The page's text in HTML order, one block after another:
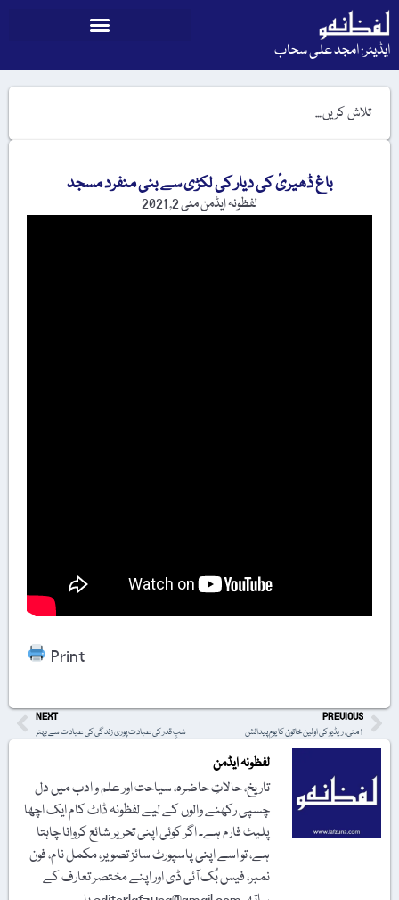
ایڈیٹر: امجد علی سحاب
باغ ڈھیریٔ کی دیار کی لکڑی سے بنی منفرد مسجد
لفظونہ ایڈمنمئی 2, 2021
Print
PREVIOUS
1 مئی، ریڈیو کی اولین خاتون کا یومِ پیدائش
NEXT
شبِ قدر کی عبادت پوری زندگی کی عبادت سے بہتر
لفظونہ ایڈمن
تاریخ، حالاتِ حاضرہ، سیاحت اور علم و ادب میں دل
چسپی رکھنے والوں کے لیے لفظونہ ڈاٹ کام ایک اچھا
پلیٹ فارم ہے۔ اگر کوئی اپنی تحریر شائع کروانا چاہتا
ہے، تو اسے اپنی پاسپورٹ سائز تصویر، مکمل نام، فون
نمبر، فیس بُک آئی ڈی اور اپنے مختصر تعارف کے